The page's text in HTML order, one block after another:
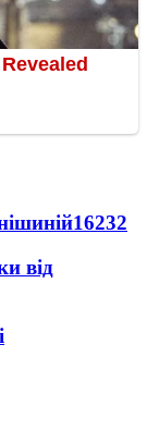
16232
від